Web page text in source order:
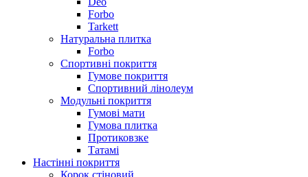
Forbo
Tarkett
Натуральна плитка
Forbo
Спортивні покриття
Гумове покриття
Спортивний лінолеум
Модульні покриття
Гумові мати
Гумова плитка
Протиковзке
Татамі
Настінні покриття
Корок стіновий